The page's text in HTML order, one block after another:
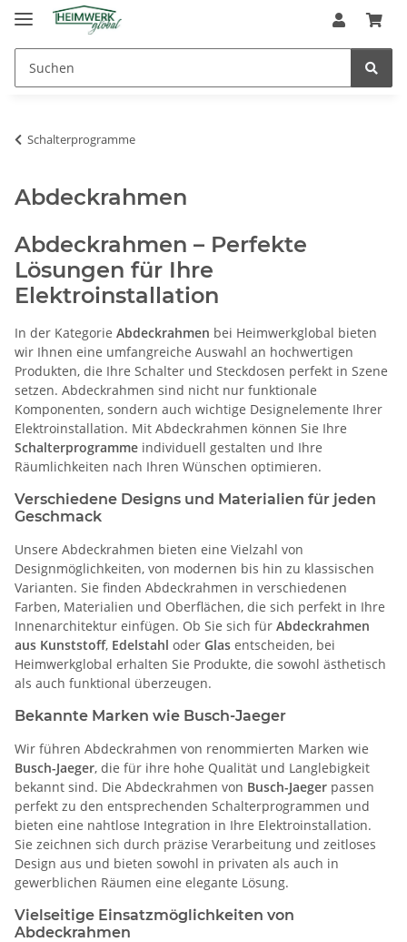
Schalterprogramme
Abdeckrahmen
Abdeckrahmen – Perfekte
Lösungen für Ihre
Elektroinstallation
In der Kategorie Abdeckrahmen bei Heimwerkglobal bieten
wir Ihnen eine umfangreiche Auswahl an hochwertigen
Produkten, die Ihre Schalter und Steckdosen perfekt in Szene
setzen. Abdeckrahmen sind nicht nur funktionale
Komponenten, sondern auch wichtige Designelemente Ihrer
Elektroinstallation. Mit Abdeckrahmen können Sie Ihre
Schalterprogramme individuell gestalten und Ihre
Räumlichkeiten nach Ihren Wünschen optimieren.
Verschiedene Designs und Materialien für jeden
Geschmack
Unsere Abdeckrahmen bieten eine Vielzahl von
Designmöglichkeiten, von modernen bis hin zu klassischen
Varianten. Sie finden Abdeckrahmen in verschiedenen
Farben, Materialien und Oberflächen, die sich perfekt in Ihre
Innenarchitektur einfügen. Ob Sie sich für Abdeckrahmen
aus Kunststoff, Edelstahl oder Glas entscheiden, bei
Heimwerkglobal erhalten Sie Produkte, die sowohl ästhetisch
als auch funktional überzeugen.
Bekannte Marken wie Busch-Jaeger
Wir führen Abdeckrahmen von renommierten Marken wie
Busch-Jaeger, die für ihre hohe Qualität und Langlebigkeit
bekannt sind. Die Abdeckrahmen von Busch-Jaeger passen
perfekt zu den entsprechenden Schalterprogrammen und
bieten eine nahtlose Integration in Ihre Elektroinstallation.
Sie zeichnen sich durch präzise Verarbeitung und zeitloses
Design aus und bieten sowohl in privaten als auch in
gewerblichen Räumen eine elegante Lösung.
Vielseitige Einsatzmöglichkeiten von
Abdeckrahmen